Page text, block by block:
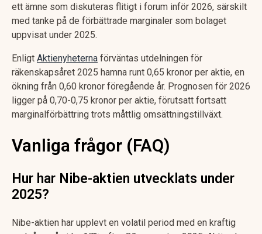
ett ämne som diskuteras flitigt i forum inför 2026, särskilt
med tanke på de förbättrade marginaler som bolaget
uppvisat under 2025.
Enligt Aktienyheterna förväntas utdelningen för
räkenskapsåret 2025 hamna runt 0,65 kronor per aktie, en
ökning från 0,60 kronor föregående år. Prognosen för 2026
ligger på 0,70-0,75 kronor per aktie, förutsatt fortsatt
marginalförbättring trots måttlig omsättningstillväxt.
Vanliga frågor (FAQ)
Hur har Nibe-aktien utvecklats under
2025?
Nibe-aktien har upplevt en volatil period med en kraftig